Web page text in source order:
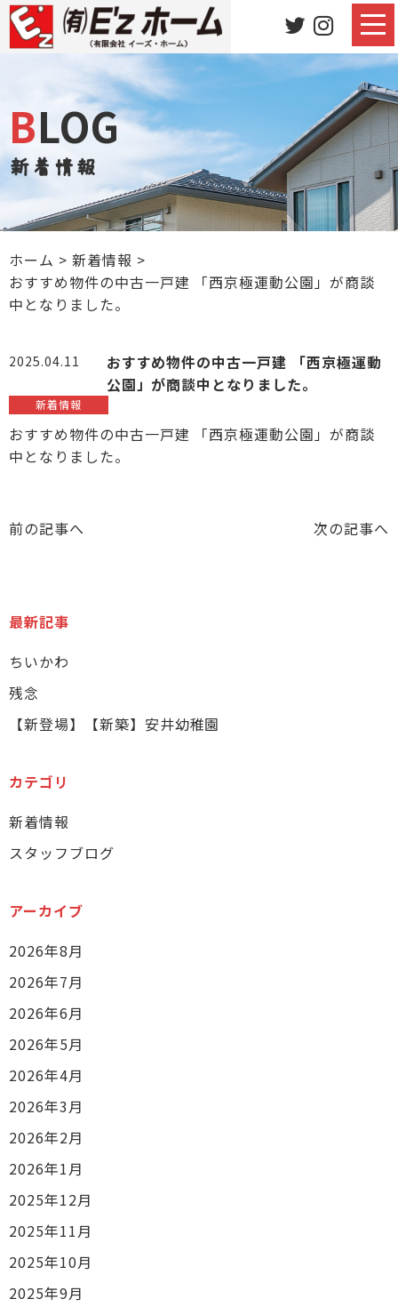
BLOG
新着情報
ホーム > 新着情報 >
おすすめ物件の中古一戸建 「西京極運動公園」が商談
中となりました。
2025.04.11
おすすめ物件の中古一戸建 「西京極運動
公園」が商談中となりました。
新着情報
おすすめ物件の中古一戸建 「西京極運動公園」が商談
中となりました。
前の記事へ 次の記事へ
最新記事
ちいかわ
残念
【新登場】【新築】安井幼稚園
カテゴリ
新着情報
スタッフブログ
アーカイブ
2026年8月
2026年7月
2026年6月
2026年5月
2026年4月
2026年3月
2026年2月
2026年1月
2025年12月
2025年11月
2025年10月
2025年9月